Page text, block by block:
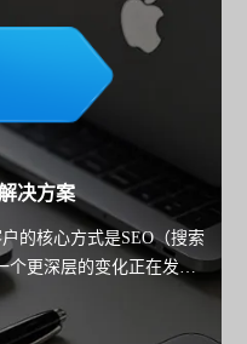
决方案
的核心方式是SEO（搜索
个更深层的变化正在发生
问AI"。 从 ChatGPT 到
，用户获取信息的路径正